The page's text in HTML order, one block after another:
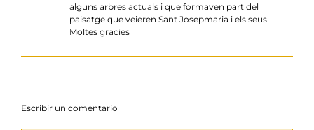
alguns arbres actuals i que formaven part del
paisatge que veieren Sant Josepmaria i els seus
Moltes gracies
Escribir un comentario